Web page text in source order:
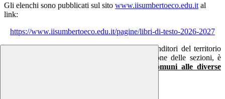
Gli elenchi sono pubblicati sul sito www.iisumbertoeco.edu.it al
link:
https://www.iisumbertoeco.edu.it/pagine/libri-di-testo-2026-2027
Gli elenchi sono a disposizione anche dei rivenditori del territorio
(librerie, ipermercati, …); fino alla pubblicazione delle sezioni, è
comuni alle diverse